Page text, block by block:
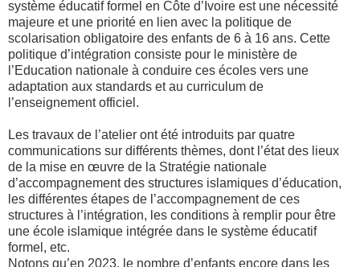
système éducatif formel en Côte d’Ivoire est une nécessité
majeure et une priorité en lien avec la politique de
scolarisation obligatoire des enfants de 6 à 16 ans. Cette
politique d’intégration consiste pour le ministère de
l’Education nationale à conduire ces écoles vers une
adaptation aux standards et au curriculum de
l’enseignement officiel.
Les travaux de l’atelier ont été introduits par quatre
communications sur différents thèmes, dont l’état des lieux
de la mise en œuvre de la Stratégie nationale
d’accompagnement des structures islamiques d’éducation,
les différentes étapes de l’accompagnement de ces
structures à l’intégration, les conditions à remplir pour être
une école islamique intégrée dans le système éducatif
formel, etc.
Notons qu’en 2023, le nombre d’enfants encore dans les